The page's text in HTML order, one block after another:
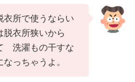
所で使うならい
脱衣所狭いから
洗濯もの干すな
っちゃうよ。